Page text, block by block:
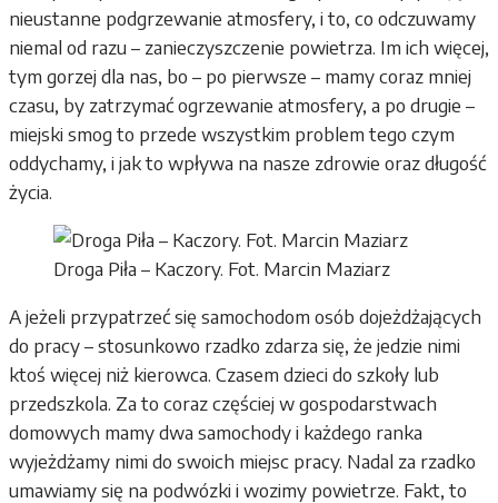
nieustanne podgrzewanie atmosfery, i to, co odczuwamy
niemal od razu – zanieczyszczenie powietrza. Im ich więcej,
tym gorzej dla nas, bo – po pierwsze – mamy coraz mniej
czasu, by zatrzymać ogrzewanie atmosfery, a po drugie –
miejski smog to przede wszystkim problem tego czym
oddychamy, i jak to wpływa na nasze zdrowie oraz długość
życia.
Droga Piła – Kaczory. Fot. Marcin Maziarz
A jeżeli przypatrzeć się samochodom osób dojeżdżających
do pracy – stosunkowo rzadko zdarza się, że jedzie nimi
ktoś więcej niż kierowca. Czasem dzieci do szkoły lub
przedszkola. Za to coraz częściej w gospodarstwach
domowych mamy dwa samochody i każdego ranka
wyjeżdżamy nimi do swoich miejsc pracy. Nadal za rzadko
umawiamy się na podwózki i wozimy powietrze. Fakt, to